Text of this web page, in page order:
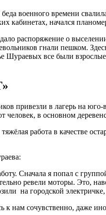
военного времени
кабинетах, начался
распоряжение о
гнали пешком.
Шураевых все были
привезли в лагерь на
человек, в основном
работа в качестве
Сначала я попал с
ревели моторы. Это,
на городской
нам сочувственно, даже